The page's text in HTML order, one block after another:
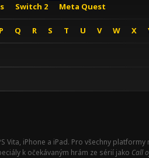
Switch 2 Meta Quest
P Q R S T U V W X
Vita, iPhone a iPad. Pro všechny
k očekávaným hrám ze sérií jako Call